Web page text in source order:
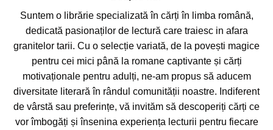
Suntem o librărie specializată în cărți în limba română,
dedicată pasionaților de lectură care traiesc in afara
granitelor tarii. Cu o selecție variată, de la povești magice
pentru cei mici până la romane captivante și cărți
motivaționale pentru adulți, ne-am propus să aducem
diversitate literară în rândul comunității noastre. Indiferent
de vârstă sau preferințe, vă invităm să descoperiți cărți ce
vor îmbogăți și însenina experiența lecturii pentru fiecare